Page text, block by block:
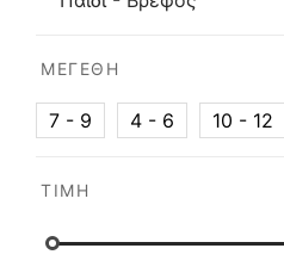
ΜΕΓΈΘΗ
7 - 9 4 - 6 10 - 12
ΤΙΜΉ